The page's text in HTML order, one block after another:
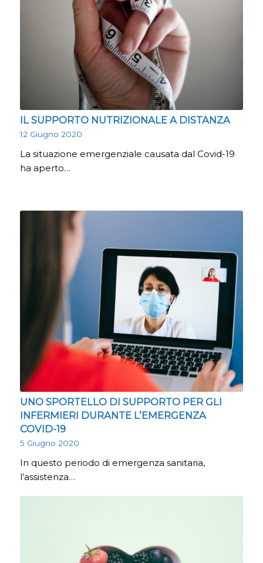
IL SUPPORTO NUTRIZIONALE A DISTANZA
12 Giugno 2020
La situazione emergenziale causata dal Covid-19
ha aperto…
UNO SPORTELLO DI SUPPORTO PER GLI
INFERMIERI DURANTE L’EMERGENZA
COVID-19
5 Giugno 2020
In questo periodo di emergenza sanitaria,
l’assistenza…